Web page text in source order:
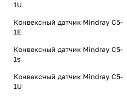
1U
Конвексный датчик Mindray C5-
1E
Конвексный датчик Mindray C5-
1s
Конвексный датчик Mindray C5-
1U